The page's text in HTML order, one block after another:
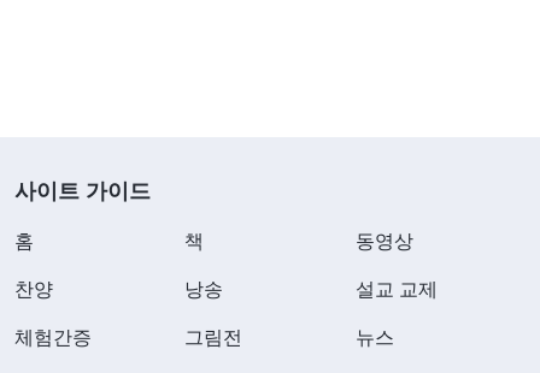
사이트 가이드
홈 책 동영상
찬양 낭송 설교 교제
체험간증 그림전 뉴스